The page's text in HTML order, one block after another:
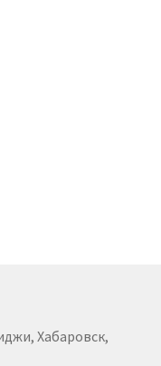
Хабаровск,